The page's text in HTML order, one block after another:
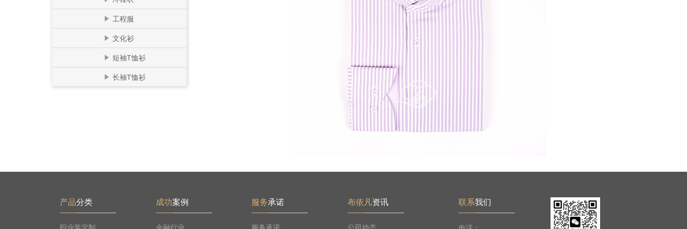
工程服
文化衫
短袖T恤衫
长袖T恤衫
产品分类
职业装定制
成功案例
金融行业
服务承诺
服务承诺
布依凡资讯
公司动态
联系我们